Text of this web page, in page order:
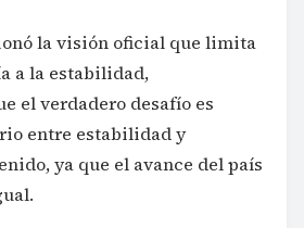
la visión oficial que limita
a la estabilidad,
el verdadero desafío es
entre estabilidad y
ya que el avance del país